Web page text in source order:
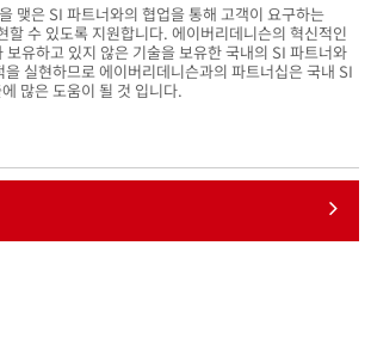
맺은 SI 파트너와의 협업을 통해 고객이 요구하는
수 있도록 지원합니다. 에이버리데니슨의 혁신적인
보유하고 있지 않은 기술을 보유한 국내의 SI 파트너와
실현하므로 에이버리데니슨과의 파트너십은 국내 SI
많은 도움이 될 것 입니다.